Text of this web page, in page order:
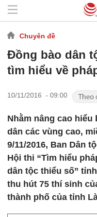
Chuyên đề
Đồng bào dân
tìm hiểu về
10/11/2016 - 09:00
Nhằm nâng cao
dân các vùng cao,
9/11/2016, Ban Dân
Hội thi “Tìm hiểu
dân tộc thiểu số”
thu hút 75 thí sinh
thành phố của tỉnh